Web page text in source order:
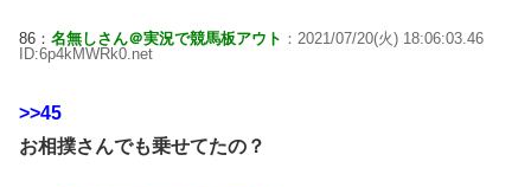
86： 名無しさん＠実況で競馬板アウト ：2021/07/20(火) 18:06:03.46
ID:6p4kMWRk0.net
>>45
お相撲さんでも乗せてたの？